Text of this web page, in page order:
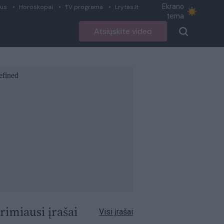
Horoskopai TV programa Lrytas.lt
Ekrano
tema
Atsiųskite video
įrašai Visi įrašai